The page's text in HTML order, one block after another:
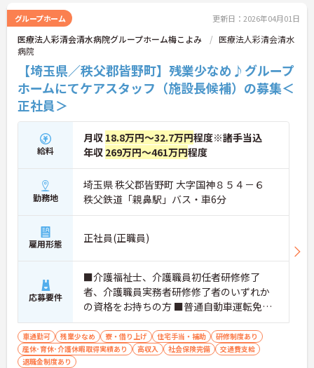
グループホーム 更新日：2026年04月01日
医療法人彩清会清水病院グループホーム梅こよみ
医療法人彩清会清水
病院
【埼玉県／秩父郡皆野町】残業少なめ♪グループ
ホームにてケアスタッフ（施設長候補）の募集＜
正社員＞
給料
月収 18.8万円～32.7万円程度※諸手当込
年収 269万円～461万円程度
勤務地
埼玉県 秩父郡皆野町 大字国神８５４－６
秩父鉄道「親鼻駅」バス・車6分
雇用形態 正社員(正職員)
応募要件
■介護福祉士、介護職員初任者研修修了
者、介護職員実務者研修修了者のいずれか
の資格をお持ちの方 ■普通自動車運転免許
あれば尚可（ＡＴ限定可） ■未経験の方OK
■介護施設等での介護、夜勤経験、役職者
経験などがあれば尚可
車通勤可 残業少なめ 寮・借り上げ 住宅手当・補助
研修制度あり
産休･育休･介護休暇取得実績あり
高収入 社会保険完備
交通費支給
退職金制度あり